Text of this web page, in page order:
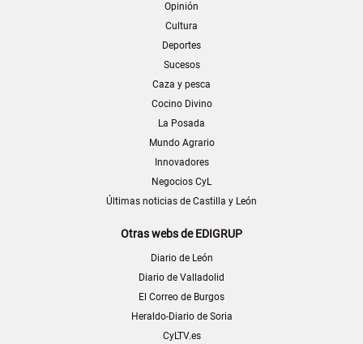
Opinión
Cultura
Deportes
Sucesos
Caza y pesca
Cocino Divino
La Posada
Mundo Agrario
Innovadores
Negocios CyL
Últimas noticias de Castilla y León
Otras webs de EDIGRUP
Diario de León
Diario de Valladolid
El Correo de Burgos
Heraldo-Diario de Soria
CyLTV.es